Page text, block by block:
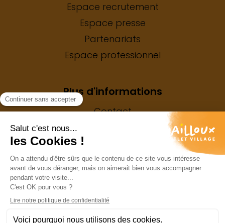
Espace recrutement
Espace presse
Partenariats
Espace professionnel
Plus d'informations
Contact
Mentions légales
My Moments Business
My Moments Business